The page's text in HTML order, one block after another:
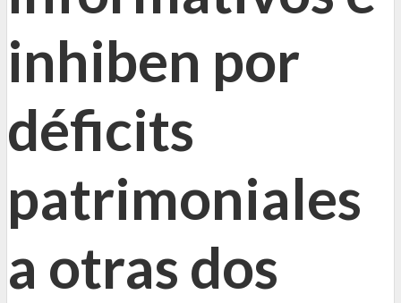
inhiben por
déficits
patrimoniales
a otras dos